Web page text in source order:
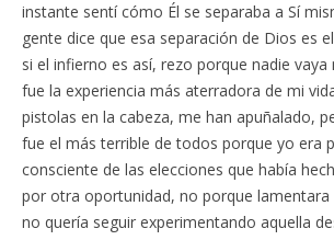
instante sentí cómo Él se separaba a Sí
gente dice que esa separación de Dios es
si el infierno es así, rezo porque nadie vaya
fue la experiencia más aterradora de mi
pistolas en la cabeza, me han apuñalado,
fue el más terrible de todos porque yo era
consciente de las elecciones que había
por otra oportunidad, no porque lamentara
no quería seguir experimentando aquella